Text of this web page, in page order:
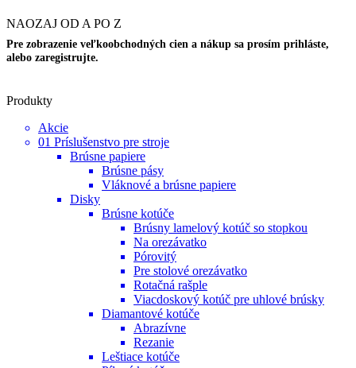
NAOZAJ OD A PO Z
Pre zobrazenie veľkoobchodných cien a nákup sa prosím prihláste,
alebo zaregistrujte.
Produkty
Akcie
01 Príslušenstvo pre stroje
Brúsne papiere
Brúsne pásy
Vláknové a brúsne papiere
Disky
Brúsne kotúče
Brúsny lamelový kotúč so stopkou
Na orezávatko
Pórovitý
Pre stolové orezávatko
Rotačná rašple
Viacdoskový kotúč pre uhlové brúsky
Diamantové kotúče
Abrazívne
Rezanie
Leštiace kotúče